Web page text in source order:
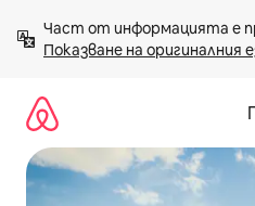
към
съдържанието
Показване на оригиналния